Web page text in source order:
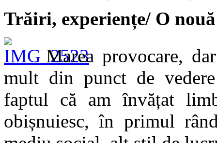
Trăiri, experiențe/ O
Marea provocare,
mult din punct de
faptul că am învățat
obișnuiesc, în primul